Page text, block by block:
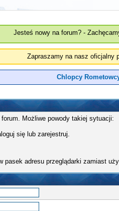
Jesteś nowy na forum? -
Zapraszamy na nasz oficjalny
Chlopcy
Możliwe powody takiej sytuacji:
się lub zarejestruj.
adresu przeglądarki zamiast